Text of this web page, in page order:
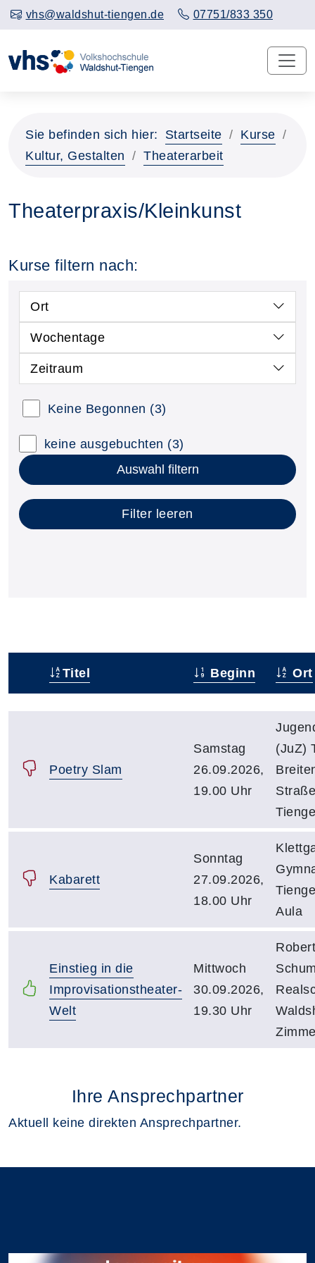
vhs@waldshut-tiengen.de 07751/833 350
Sie befinden sich hier: Startseite
Kurse
Kultur, Gestalten
Theaterarbeit
Theaterpraxis/Kleinkunst
Kurse filtern nach:
Ort
Wochentage
Zeitraum
Kursstatus auswählen
Keine Begonnen (3)
Nur neue Kurse anzeigen
Kurse mit freien Plätzen anzeigen
keine ausgebuchten (3)
Auswahl filtern
Filter leeren
Status
Titel Beginn Ort
Poetry Slam
Samstag
26.09.2026,
19.00 Uhr
(JuZ)
Kabarett
Sonntag
27.09.2026,
18.00 Uhr
Aula
Einstieg in die
Improvisationstheater-
Welt
Mittwoch
30.09.2026,
19.30 Uhr
Robert
Ihre Ansprechpartner
Aktuell keine direkten Ansprechpartner.